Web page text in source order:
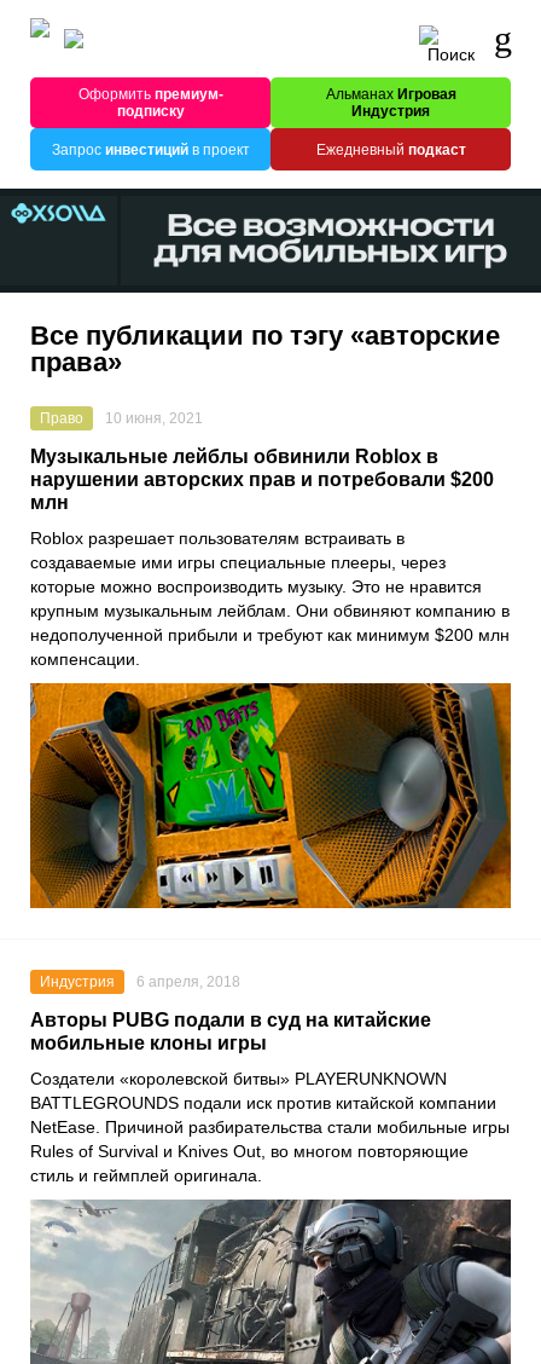
Оформитьпремиум-
подписку
Альманах Игровая
Индустрия
Запрос инвестицийв проект Ежедневный подкаст
Все публикации по тэгу «авторские
права»
Право 10 июня, 2021
Музыкальные лейблы обвинили Roblox в
нарушении авторских прав и потребовали $200
млн
Roblox разрешает пользователям встраивать в
создаваемые ими игры специальные плееры, через
которые можно воспроизводить музыку. Это не нравится
крупным музыкальным лейблам. Они обвиняют компанию в
недополученной прибыли и требуют как минимум $200 млн
компенсации.
Индустрия 6 апреля, 2018
Авторы PUBG подали в суд на китайские
мобильные клоны игры
Создатели «королевской битвы» PLAYERUNKNOWN
BATTLEGROUNDS подали иск против китайской компании
NetEase. Причиной разбирательства стали мобильные игры
Rules of Survival и Knives Out, во многом повторяющие
стиль и геймплей оригинала.